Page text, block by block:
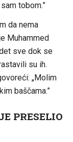
tobom.”
da nema
Muhammed
sve dok se
su ih.
„Molim
baščama.”
PRESELIO